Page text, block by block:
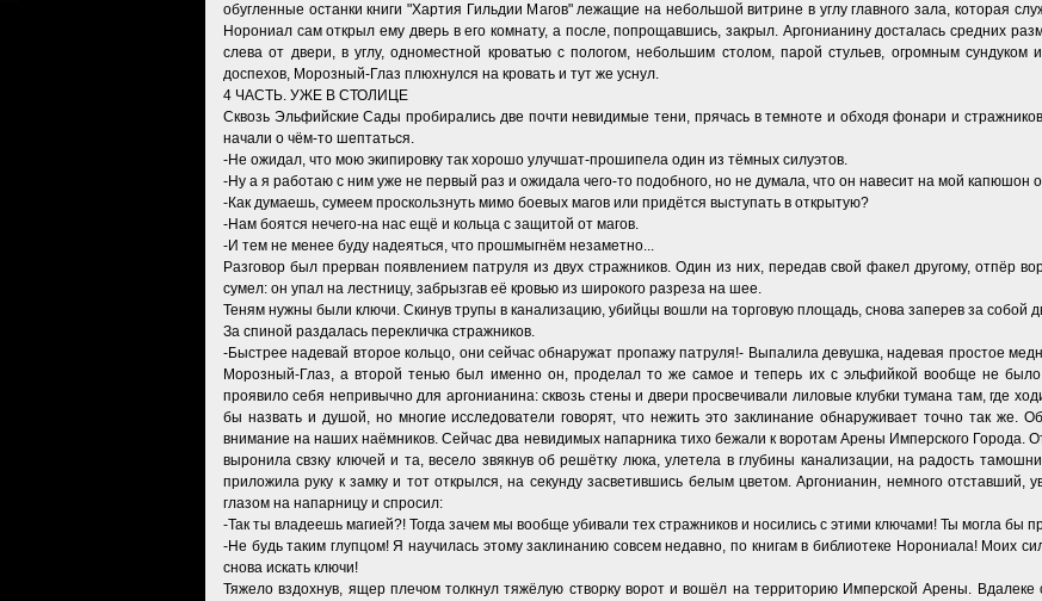
обугленные останки книги "Хартия Гильдии Магов" лежащие на небольшой витрине в углу главного зала, которая
Норониал сам открыл ему дверь в его комнату, а после, попрощавшись, закрыл. Аргонианину досталась средних
слева от двери, в углу, одноместной кроватью с пологом, небольшим столом, парой стульев, огромным
доспехов, Морозный-Глаз плюхнулся на кровать и тут же уснул.
4 ЧАСТЬ. УЖЕ В СТОЛИЦЕ
Сквозь Эльфийские Сады пробирались две почти невидимые тени, прячась в темноте и обходя фонари и
начали о чём-то шептаться.
-Не ожидал, что мою экипировку так хорошо улучшат-прошипела один из тёмных силуэтов.
-Ну а я работаю с ним уже не первый раз и ожидала чего-то подобного, но не думала, что он навесит на мой капюшон
-Как думаешь, сумеем проскользнуть мимо боевых магов или придётся выступать в открытую?
-Нам боятся нечего-на нас ещё и кольца с защитой от магов.
-И тем не менее буду надеяться, что прошмыгнём незаметно...
Разговор был прерван появлением патруля из двух стражников. Один из них, передав свой факел другому, отпёр
сумел: он упал на лестницу, забрызгав её кровью из широкого разреза на шее.
Теням нужны были ключи. Скинув трупы в канализацию, убийцы вошли на торговую площадь, снова заперев за собой
За спиной раздалась перекличка стражников.
-Быстрее надевай второе кольцо, они сейчас обнаружат пропажу патруля!- Выпалила девушка, надевая простое
Морозный-Глаз, а второй тенью был именно он, проделал то же самое и теперь их с эльфийкой вообще не
проявило себя непривычно для аргонианина: сквозь стены и двери просвечивали лиловые клубки тумана там, где
бы назвать и душой, но многие исследователи говорят, что нежить это заклинание обнаруживает точно так же.
внимание на наших наёмников. Сейчас два невидимых напарника тихо бежали к воротам Арены Имперского Города.
выронила свзку ключей и та, весело звякнув об решётку люка, улетела в глубины канализации, на радость
приложила руку к замку и тот открылся, на секунду засветившись белым цветом. Аргонианин, немного отставший,
глазом на напарницу и спросил:
-Так ты владеешь магией?! Тогда зачем мы вообще убивали тех стражников и носились с этими ключами! Ты могла бы
-Не будь таким глупцом! Я научилась этому заклинанию совсем недавно, по книгам в библиотеке Норониала! Моих
снова искать ключи!
Тяжело вздохнув, ящер плечом толкнул тяжёлую створку ворот и вошёл на территорию Имперской Арены. Вдалеке